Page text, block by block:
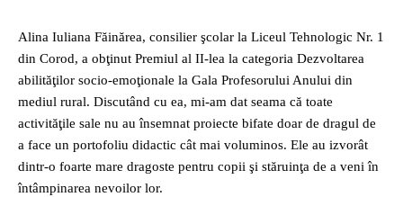
Alina Iuliana Făinărea, consilier şcolar la Liceul Tehnologic Nr. 1
din Corod, a obţinut Premiul al II-lea la categoria Dezvoltarea
abilităţilor socio-emoţionale la Gala Profesorului Anului din
mediul rural. Discutând cu ea, mi-am dat seama că toate
activităţile sale nu au însemnat proiecte bifate doar de dragul de
a face un portofoliu didactic cât mai voluminos. Ele au izvorât
dintr-o foarte mare dragoste pentru copii şi stăruinţa de a veni în
întâmpinarea nevoilor lor.